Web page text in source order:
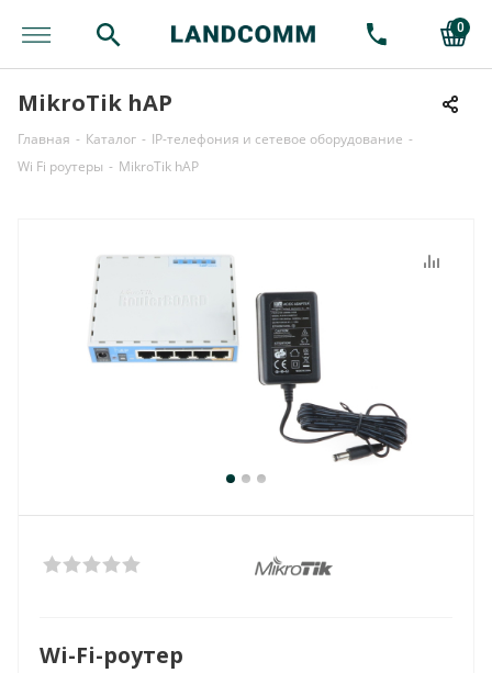
0
MikroTik hAP
Главная - Каталог - IP-телефония и сетевое оборудование -
Wi Fi роутеры - MikroTik hAP
Wi-Fi-роутер